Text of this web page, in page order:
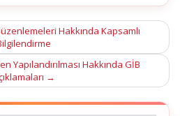
Hakkında Kapsamlı
Yapılandırılması Hakkında GİB
→